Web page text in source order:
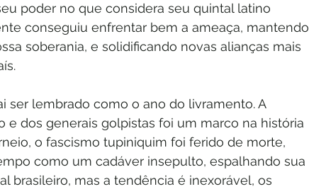
poder no que considera seu quintal latino
conseguiu enfrentar bem a ameaça, mantendo
soberania, e solidificando novas alianças mais
ser lembrado como o ano do livramento. A
e dos generais golpistas foi um marco na história
o fascismo tupiniquim foi ferido de morte,
como um cadáver insepulto, espalhando sua
brasileiro, mas a tendência é inexorável, os